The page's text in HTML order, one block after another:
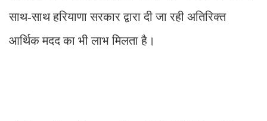
साथ-साथ हरियाणा सरकार द्वारा दी जा रही अतिरिक्त
आर्थिक मदद का भी लाभ मिलता है।